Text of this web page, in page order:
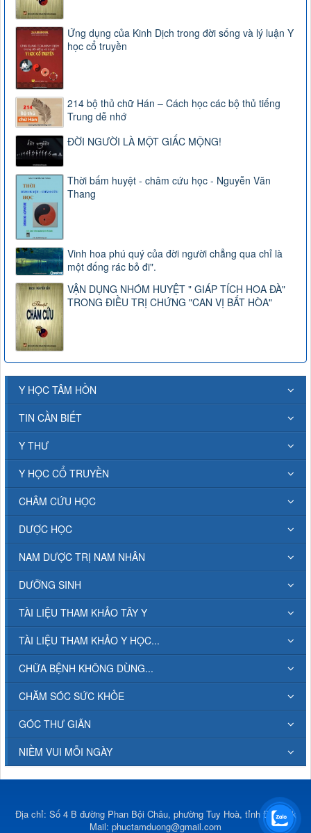
Ứng dụng của Kinh Dịch trong đời sống và lý luận Y
học cổ truyền
214 bộ thủ chữ Hán – Cách học các bộ thủ tiếng
Trung dễ nhớ
ĐỜI NGƯỜI LÀ MỘT GIẤC MỘNG!
Thời bấm huyệt - châm cứu học - Nguyễn Văn
Thang
Vinh hoa phú quý của đời người chẳng qua chỉ là
một đống rác bỏ đi".
VẬN DỤNG NHÓM HUYỆT " GIÁP TÍCH HOA ĐÀ"
TRONG ĐIỀU TRỊ CHỨNG "CAN VỊ BẤT HÒA"
Y HỌC TÂM HỒN
TIN CẦN BIẾT
Y THƯ
Y HỌC CỔ TRUYỀN
CHÂM CỨU HỌC
DƯỢC HỌC
NAM DƯỢC TRỊ NAM NHÂN
DƯỠNG SINH
TÀI LIỆU THAM KHẢO TÂY Y
TÀI LIỆU THAM KHẢO Y HỌC...
CHỮA BỆNH KHÔNG DÙNG...
CHĂM SÓC SỨC KHỎE
GÓC THƯ GIÃN
NIỀM VUI MỖI NGÀY
Địa chỉ: Số 4 B đường Phan Bội Châu, phường Tuy Hoà, tỉnh Đắk Lắk
Mail: phuctamduong@gmail.com